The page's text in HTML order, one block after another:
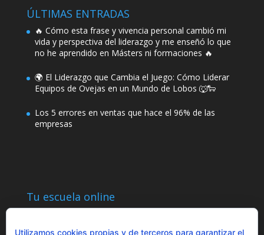
ÚLTIMAS ENTRADAS
🔥 Cómo esta frase y vivencia personal cambió mi
vida y perspectiva del liderazgo y me enseñó lo que
no he aprendido en Másters ni formaciones 🔥
🌍 El Liderazgo que Cambia el Juego: Cómo Liderar
Equipos de Ovejas en un Mundo de Lobos 🐺🐑
Los 5 errores en ventas que hace el 96% de las
empresas
Tu escuela online
Utilizamos cookies propias y de terceros para garantizar el